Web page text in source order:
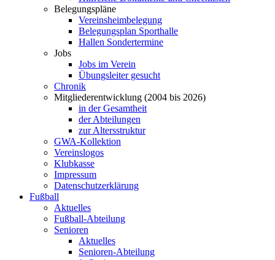
Belegungspläne
Vereinsheimbelegung
Belegungsplan Sporthalle
Hallen Sondertermine
Jobs
Jobs im Verein
Übungsleiter gesucht
Chronik
Mitgliederentwicklung (2004 bis 2026)
in der Gesamtheit
der Abteilungen
zur Altersstruktur
GWA-Kollektion
Vereinslogos
Klubkasse
Impressum
Datenschutzerklärung
Fußball
Aktuelles
Fußball-Abteilung
Senioren
Aktuelles
Senioren-Abteilung